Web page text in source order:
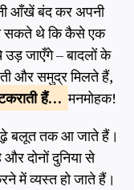
आँखें बंद कर अपनी
सकते थे कि कैसे एक
जाएँगे – बादलों के
और समुद्र मिलते हैं,
हैं… मनमोहक!
बलूत तक आ जाते हैं।
दोनों दुनिया से
में व्यस्त हो जाते हैं।